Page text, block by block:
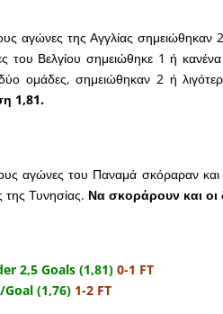
αγώνες της Αγγλίας σημειώθηκαν
του Βελγίου σημειώθηκε 1 ή κανένα
ομάδες, σημειώθηκαν 2 ή
1,81.
αγώνες του Παναμά σκόραραν
της Τυνησίας. Να σκοράρουν και
2,5 Goals (1,81)0-1 FT
(1,76)1-2 FT